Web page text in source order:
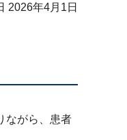
2026年4月1日
ながら、患者